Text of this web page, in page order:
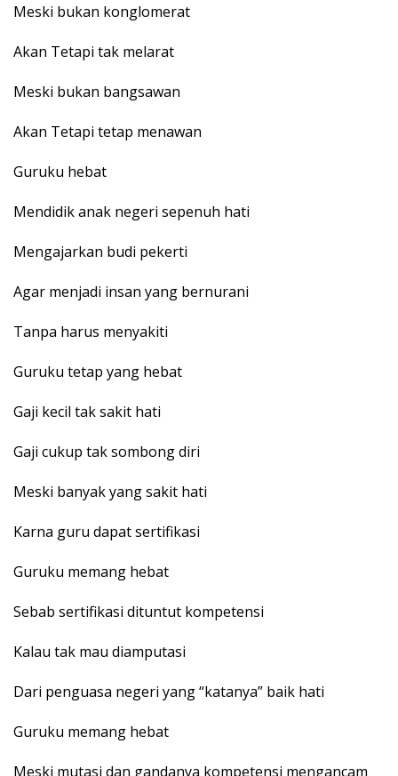
Meski bukan konglomerat
Akan Tetapi tak melarat
Meski bukan bangsawan
Akan Tetapi tetap menawan
Guruku hebat
Mendidik anak negeri sepenuh hati
Mengajarkan budi pekerti
Agar menjadi insan yang bernurani
Tanpa harus menyakiti
Guruku tetap yang hebat
Gaji kecil tak sakit hati
Gaji cukup tak sombong diri
Meski banyak yang sakit hati
Karna guru dapat sertifikasi
Guruku memang hebat
Sebab sertifikasi dituntut kompetensi
Kalau tak mau diamputasi
Dari penguasa negeri yang “katanya” baik hati
Guruku memang hebat
Meski mutasi dan gandanya kompetensi mengancam